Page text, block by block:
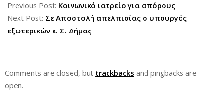
04-
19
Previous Post: Κοινωνικό ιατρείο για απόρους
Next Post: Σε Αποστολή απελπισίας ο υπουργός
εξωτερικών κ. Σ. Δήμας
Comments are closed, but trackbacks and pingbacks are
open.